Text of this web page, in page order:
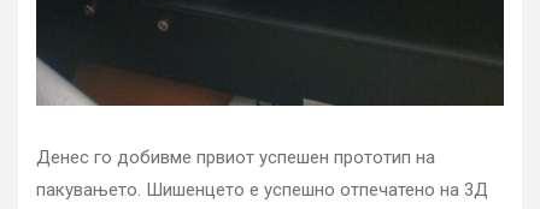
Денес го добивме првиот успешен прототип на
пакувањето. Шишенцето е успешно отпечатено на 3Д